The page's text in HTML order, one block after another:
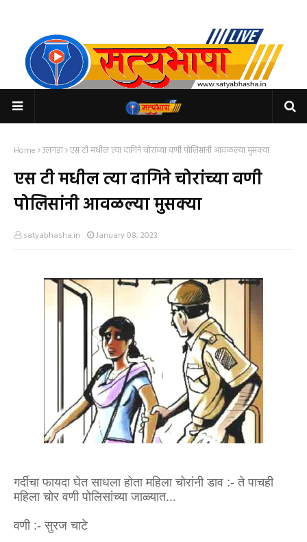
Home उलगडा एस टी मधील त्या दागिने चोरांच्या वणी पोलिसांनी आवळल्या मुसक्या
एस टी मधील त्या दागिने चोरांच्या वणी
पोलिसांनी आवळल्या मुसक्या
satyabhasha.in January 08, 2023
गर्दीचा फायदा घेत साधला होता महिला चोरांनी डाव :- ते पाचही
महिला चोर वणी पोलिसांच्या जाळ्यात...
वणी :- सुरज चाटे